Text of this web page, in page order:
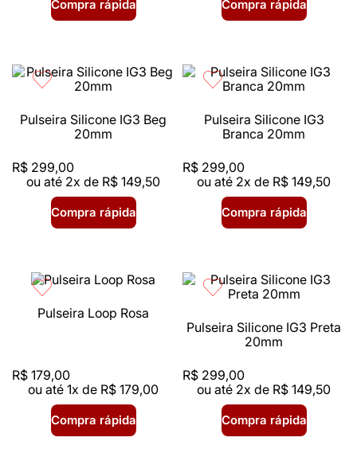
Compra rápida Compra rápida
Pulseira Silicone IG3 Beg
20mm
R$ 299,00
ou até 2x de R$ 149,50
Compra rápida
Pulseira Silicone IG3
Branca 20mm
R$ 299,00
ou até 2x de R$ 149,50
Compra rápida
Pulseira Loop Rosa
R$ 179,00
ou até 1x de R$ 179,00
Compra rápida
Pulseira Silicone IG3 Preta
20mm
R$ 299,00
ou até 2x de R$ 149,50
Compra rápida